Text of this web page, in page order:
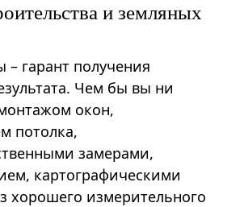
и земляных
гарант получения
Чем бы вы ни
окон,
потолка,
замерами,
картографическими
хорошего измерительного